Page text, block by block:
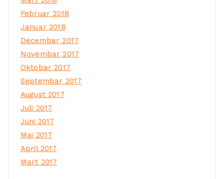
Februar 2018
Januar 2018
Decembar 2017
Novembar 2017
Oktobar 2017
Septembar 2017
August 2017
Juli 2017
Juni 2017
Maj 2017
April 2017
Mart 2017